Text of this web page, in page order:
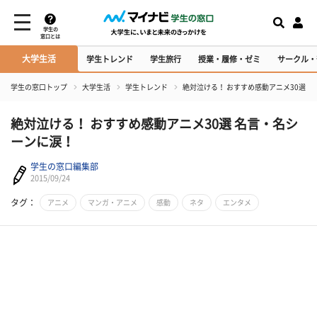
学生の
窓口とは
大学生活 学生トレンド 学生旅行 授業・履修・ゼミ サークル
学生の窓口トップ 大学生活 学生トレンド 絶対泣ける！ おすすめ感動アニメ30選 名
絶対泣ける！ おすすめ感動アニメ30選 名言・名シ
ーンに涙！
学生の窓口編集部
2015/09/24
タグ： アニメ マンガ・アニメ 感動 ネタ エンタメ